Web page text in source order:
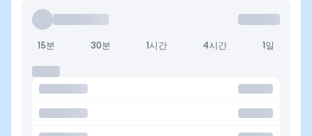
15분 30분 1시간 4시간 1일